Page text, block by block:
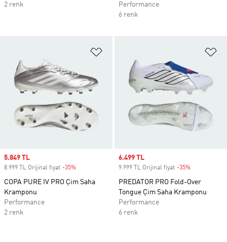
2 renk
Performance
6 renk
Sale price
5.849 TL
8.999 TL Orijinal fiyat -35%
COPA PURE IV PRO Çim Saha
Kramponu
Performance
2 renk
Sale price
6.499 TL
9.999 TL Orijinal fiyat -35%
PREDATOR PRO Fold-Over
Tongue Çim Saha Kramponu
Performance
6 renk